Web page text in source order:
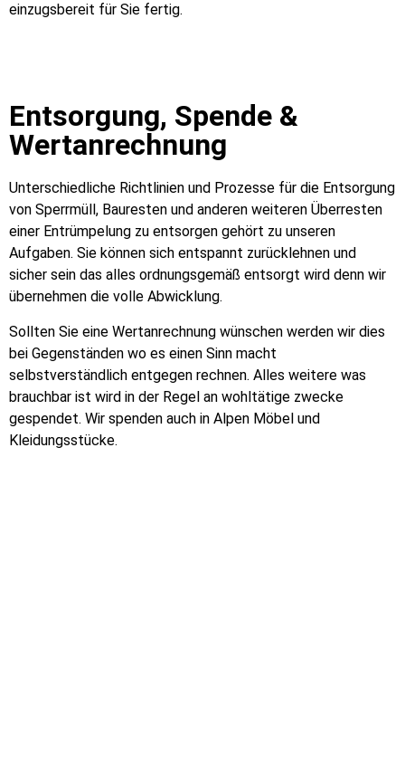
einzugsbereit für Sie fertig.
Entsorgung, Spende &
Wertanrechnung
Unterschiedliche Richtlinien und Prozesse für die Entsorgung
von Sperrmüll, Bauresten und anderen weiteren Überresten
einer Entrümpelung zu entsorgen gehört zu unseren
Aufgaben. Sie können sich entspannt zurücklehnen und
sicher sein das alles ordnungsgemäß entsorgt wird denn wir
übernehmen die volle Abwicklung.
Sollten Sie eine Wertanrechnung wünschen werden wir dies
bei Gegenständen wo es einen Sinn macht
selbstverständlich entgegen rechnen. Alles weitere was
brauchbar ist wird in der Regel an wohltätige zwecke
gespendet. Wir spenden auch in Alpen Möbel und
Kleidungsstücke.